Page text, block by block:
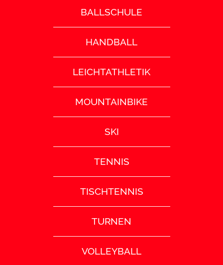
BALLSCHULE
HANDBALL
LEICHTATHLETIK
MOUNTAINBIKE
SKI
TENNIS
TISCHTENNIS
TURNEN
VOLLEYBALL